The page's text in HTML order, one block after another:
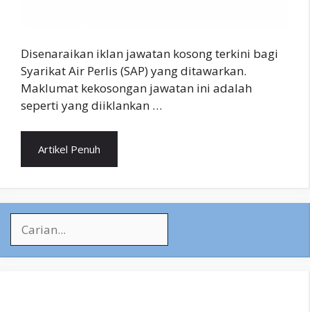
Disenaraikan iklan jawatan kosong terkini bagi
Syarikat Air Perlis (SAP) yang ditawarkan.
Maklumat kekosongan jawatan ini adalah
seperti yang diiklankan …
Artikel Penuh